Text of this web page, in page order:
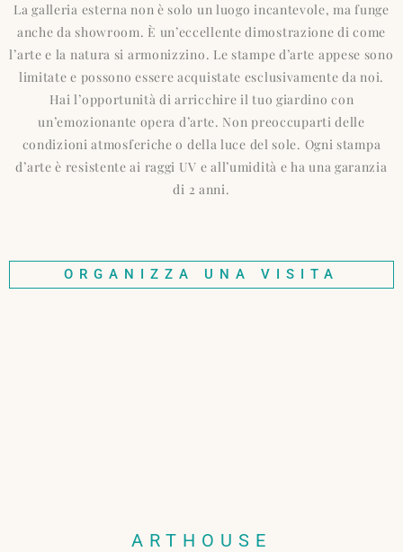
La galleria esterna non è solo un luogo incantevole, ma funge
anche da showroom. È un’eccellente dimostrazione di come
l’arte e la natura si armonizzino. Le stampe d’arte appese sono
limitate e possono essere acquistate esclusivamente da noi.
Hai l’opportunità di arricchire il tuo giardino con
un’emozionante opera d’arte. Non preoccuparti delle
condizioni atmosferiche o della luce del sole. Ogni stampa
d’arte è resistente ai raggi UV e all’umidità e ha una garanzia
di 2 anni.
ORGANIZZA UNA VISITA
ARTHOUSE